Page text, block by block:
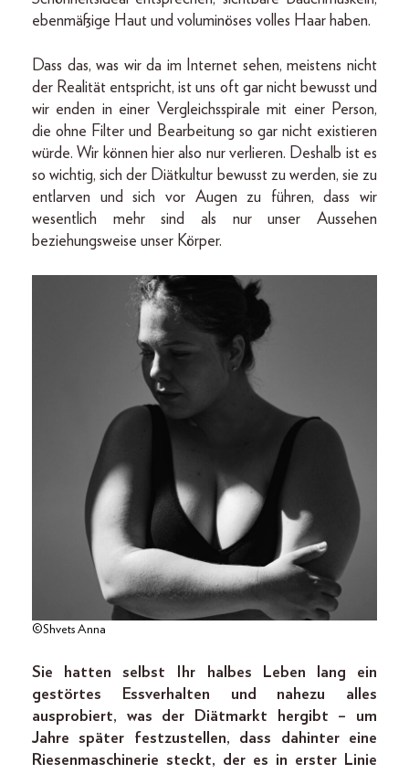
ebenmäßige Haut und voluminöses volles Haar haben.
Dass das, was wir da im Internet sehen, meistens nicht
der Realität entspricht, ist uns oft gar nicht bewusst und
wir enden in einer Vergleichsspirale mit einer Person,
die ohne Filter und Bearbeitung so gar nicht existieren
würde. Wir können hier also nur verlieren. Deshalb ist es
so wichtig, sich der Diätkultur bewusst zu werden, sie zu
entlarven und sich vor Augen zu führen, dass wir
wesentlich mehr sind als nur unser Aussehen
beziehungsweise unser Körper.
©Shvets Anna
Sie hatten selbst Ihr halbes Leben lang ein
gestörtes Essverhalten und nahezu alles
ausprobiert, was der Diätmarkt hergibt – um
Jahre später festzustellen, dass dahinter eine
Riesenmaschinerie steckt, der es in erster Linie